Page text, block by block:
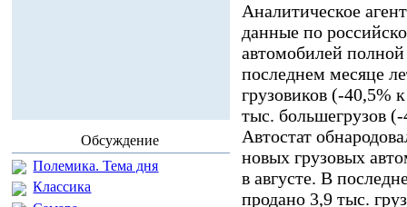
Обсуждение
Полемика. Тема дня
Классика
Аналитическое
данные по
автомобилей полной
последнем месяце
грузовиков (-40,5%
тыс. большегрузов
Автостат
новых грузовых
в августе. В
продано 3,9 тыс.